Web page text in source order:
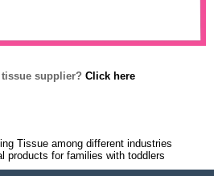
supplier? Click here
Tissue among different industries
products for families with toddlers